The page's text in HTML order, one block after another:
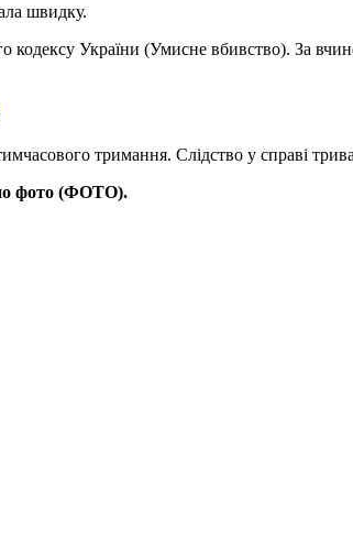
швидку.
України (Умисне вбивство). За
тримання. Слідство у справі
фото (ФОТО).